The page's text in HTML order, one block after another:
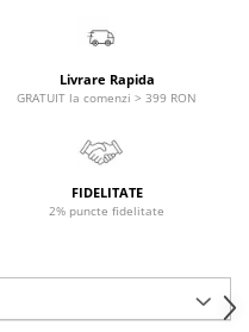
Livrare Rapida
GRATUIT la comenzi > 399 RON
FIDELITATE
2% puncte fidelitate